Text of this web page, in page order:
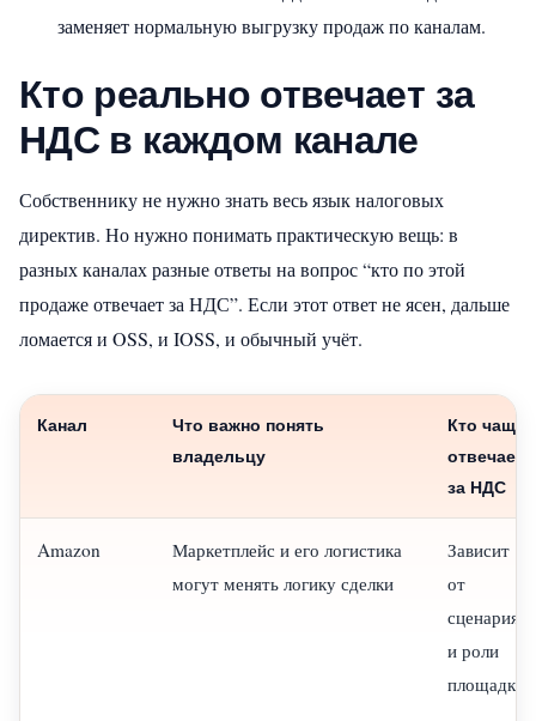
заменяет нормальную выгрузку продаж по каналам.
Кто реально отвечает за
НДС в каждом канале
Собственнику не нужно знать весь язык налоговых
директив. Но нужно понимать практическую вещь: в
разных каналах разные ответы на вопрос “кто по этой
продаже отвечает за НДС”. Если этот ответ не ясен, дальше
ломается и OSS, и IOSS, и обычный учёт.
Канал
Что важно понять
владельцу
Кто чаще
отвечает
за НДС
Amazon
Маркетплейс и его логистика
могут менять логику сделки
Зависит
от
сценария
и роли
площадки